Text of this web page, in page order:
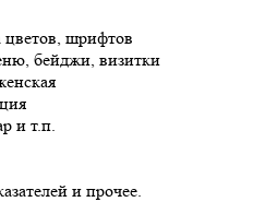
цветов, шрифтов
бейджи, визитки
и т.п.
и прочее.